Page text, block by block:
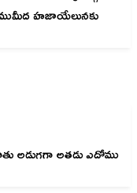
హజాయేలునకు
అడుగగా అతడు ఎదోము